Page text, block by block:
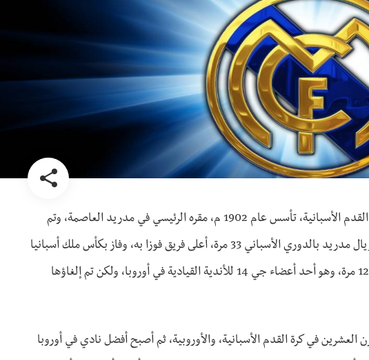
النادي الملكي لكرة القدم الأسبانية، من أقدم فرق كرة القدم الأسبانية، تأسس عام 1902 م، مقره الرئيسي في مدريد العاصمة، وتم
اختياره كأفضل فريق كرة قدم في القرن العشرين، وفاز ريال مدريد بالدوري الأسباني 33 مرة، أعلى فريق فوزا به، وفاز بكأس ملك أسبانيا
19 مرة، وفاز بالرقم القياسي لبطولة دوري أبطال أوروبا 12 مرة، وهو أحد أعضاء جي 14 للأندية القيادية في أوروبا، ولكن تم إلغاؤها
في كرة القدم الأسبانية، والأوروبية، ثم أصبح أفضل نادي في أوروبا